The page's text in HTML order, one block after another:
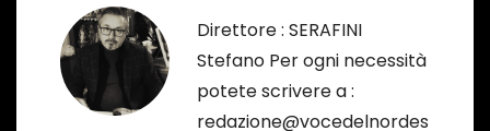
Direttore : SERAFINI
Stefano Per ogni necessità
potete scrivere a :
redazione@vocedelnordes